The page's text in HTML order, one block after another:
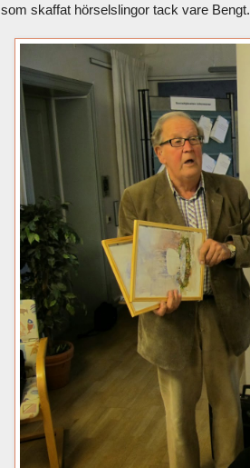
som skaffat hörselslingor tack vare Bengt.